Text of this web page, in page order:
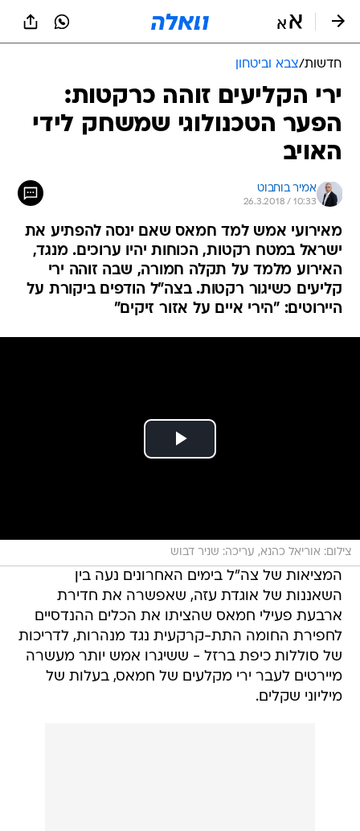
חדשות/צבא וביטחון
ירי הקליעים זוהה כרקטות:
הפער הטכנולוגי שמשחק לידי
האויב
אמיר בוחבוט
26.3.2018 / 10:33
מאירועי אמש למד חמאס שאם ינסה להפתיע את
ישראל במטח רקטות, הכוחות יהיו ערוכים. מנגד,
האירוע מלמד על תקלה חמורה, שבה זוהה ירי
קליעים כשיגור רקטות. בצה"ל הודפים ביקורת על
היירוטים: "הירי איים על אזור זיקים"
צילום: אוריאל כהנא, עריכה: שניר דבוש
המציאות של צה"ל בימים האחרונים נעה בין
השאננות של אוגדת עזה, שאפשרה את חדירת
ארבעת פעילי חמאס שהציתו את הכלים ההנדסיים
לחפירת החומה התת-קרקעית נגד מנהרות, לדריכות
של סוללות כיפת ברזל - ששיגרו אמש יותר מעשרה
מיירטים לעבר ירי מקלעים של חמאס, בעלות של
מיליוני שקלים.